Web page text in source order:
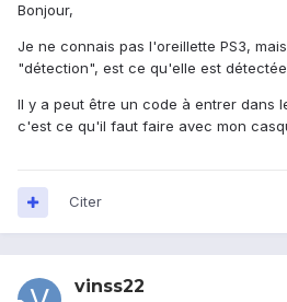
Bonjour,
Je ne connais pas l'oreillette PS3,
"détection", est ce qu'elle est
Il y a peut être un code à entrer dans
c'est ce qu'il faut faire avec mon
Citer
vinss22